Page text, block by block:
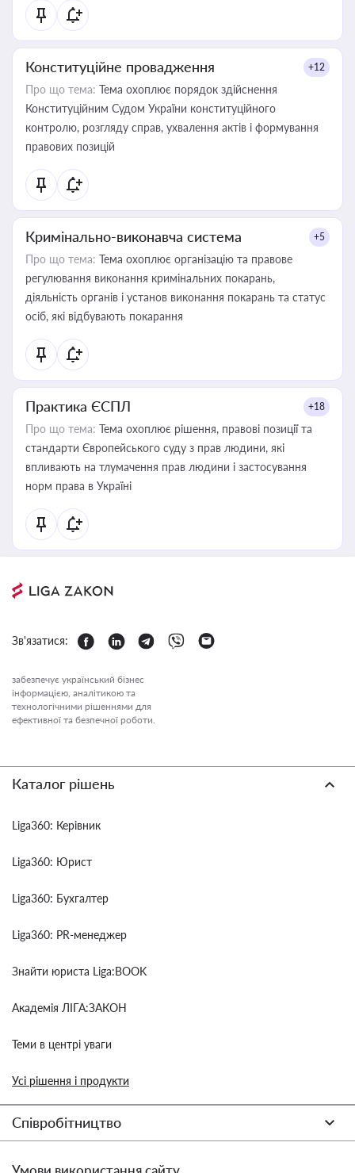
Конституційне провадження +12
Про що тема: Тема охоплює порядок здійснення
Конституційним Судом України конституційного
контролю, розгляду справ, ухвалення актів і формування
правових позицій
Кримінально-виконавча система +5
Про що тема: Тема охоплює організацію та правове
регулювання виконання кримінальних покарань,
діяльність органів і установ виконання покарань та статус
осіб, які відбувають покарання
Практика ЄСПЛ +18
Про що тема: Тема охоплює рішення, правові позиції та
стандарти Європейського суду з прав людини, які
впливають на тлумачення прав людини і застосування
норм права в Україні
Зв'язатися:
забезпечує український бізнес
інформацією, аналітикою та
технологічними рішеннями для
ефективної та безпечної роботи.
Каталог рішень
Liga360: Керівник
Liga360: Юрист
Liga360: Бухгалтер
Liga360: PR-менеджер
Знайти юриста Liga:BOOK
Академія ЛІГА:ЗАКОН
Теми в центрі уваги
Усі рішення і продукти
Співробітництво